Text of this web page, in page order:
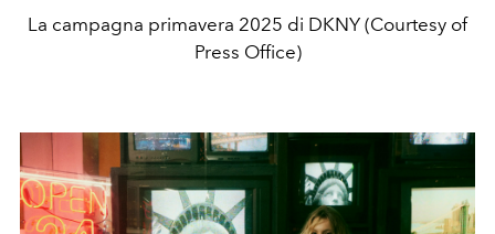
La campagna primavera 2025 di DKNY (Courtesy of
Press Office)